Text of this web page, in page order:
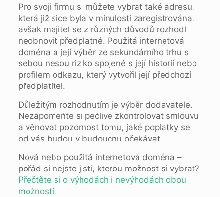
Pro svoji firmu si můžete vybrat také adresu,
která již sice byla v minulosti zaregistrována,
avšak majitel se z různých důvodů rozhodl
neobnovit předplatné. Použitá internetová
doména a její výběr ze sekundárního trhu s
sebou nesou riziko spojené s její historií nebo
profilem odkazu, který vytvořil její předchozí
předplatitel.
Důležitým rozhodnutím je výběr dodavatele.
Nezapomeňte si pečlivě zkontrolovat smlouvu
a věnovat pozornost tomu, jaké poplatky se
od vás budou v budoucnu očekávat.
Nová nebo použitá internetová doména –
pořád si nejste jisti, kterou možnost si vybrat?
Přečtěte si o výhodách i nevýhodách obou
možností.